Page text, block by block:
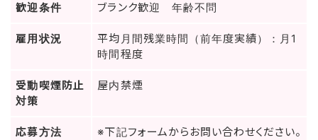
歓迎条件 ブランク歓迎 年齢不問
雇用状況
平均月間残業時間（前年度実績）：月1
時間程度
受動喫煙防止
対策
屋内禁煙
応募方法 ※下記フォームからお問い合わせください。